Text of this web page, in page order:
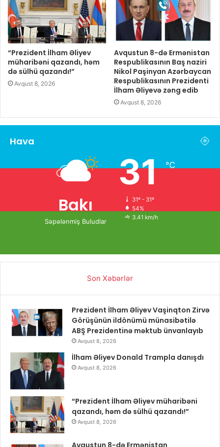
“Prezident İlham Əliyev
müharibəni qazandı, həm
də sülhü qazandı!”
Avqust 8, 2026
Avqustun 8-də Ermənistan
Respublikasının Baş naziri
Nikol Paşinyan Azərbaycan
Respublikasının Prezidenti
İlham Əliyevə zəng edib
Avqust 8, 2026
Hava
Bakı
Səpələnmiş Buludlar
31℃
31º - 31º
54%
3.41 km/h
Son Xəbərlər
Prezident İlham Əliyev Vaşinqton Zirvə
Görüşünün ildönümü münasibətilə
ABŞ Prezidentinə məktub ünvanlayıb
Avqust 8, 2026
İlham Əliyev Donald Trampla danışdı
Avqust 8, 2026
“Prezident İlham Əliyev müharibəni
qazandı, həm də sülhü qazandı!”
Avqust 8, 2026